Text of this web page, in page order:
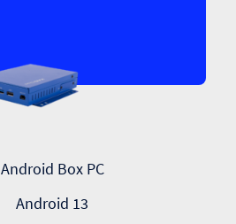
Android Box PC
Android 13